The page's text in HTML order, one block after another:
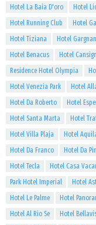
Hotel La Baia D'oro
Hotel
Hotel Running Club
Hotel
Hotel Tiziana
Hotel
Hotel Benacus
Hotel
Residence Hotel Olympia
Hotel Venezia Park
Hotel
Hotel Da Roberto
Hotel
Hotel Santa Marta
Hotel
Hotel Villa Plaja
Hotel
Hotel Da Franco
Hotel Da
Hotel Tecla
Hotel Casa
Park Hotel Imperial
Hotel
Hotel Le Palme
Hotel
Hotel Al Rio Se
Hotel